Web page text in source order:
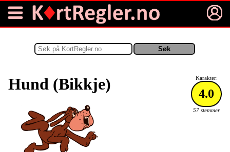
Karakter:
4.0
57 stemmer
Hund (Bikkje)